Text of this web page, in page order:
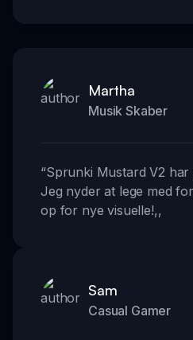
Martha
Musik Skaber
“Sprunki Mustard V2
Jeg nyder at lege med
op for nye visuelle!,,
Sam
Casual Gamer